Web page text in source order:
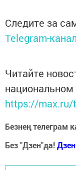
Следите за
Telegram-
Читайте
https://max.ru/
Безнең телеграм
Без "Дзен"да!Дзен